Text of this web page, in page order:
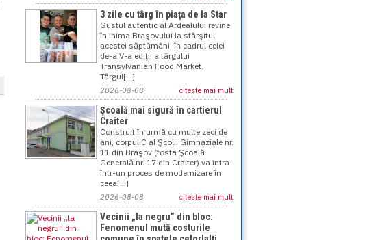
3 zile cu târg în piaţa de la Star
Gustul autentic al Ardealului revine
în inima Braşovului la sfârşitul
acestei săptămâni, în cadrul celei
de-a V-a ediţii a târgului
Transylvanian Food Market.
Târgul[...]
2026-08-08 citeste mai mult
Şcoală mai sigură în cartierul
Craiter
Construit în urmă cu multe zeci de
ani, corpul C al Şcolii Gimnaziale nr.
11 din Braşov (fosta Şcoală
Generală nr. 17 din Craiter) va intra
într-un proces de modernizare în
ceea[...]
2026-08-08 citeste mai mult
Vecinii „la negru” din bloc:
Fenomenul mută costurile